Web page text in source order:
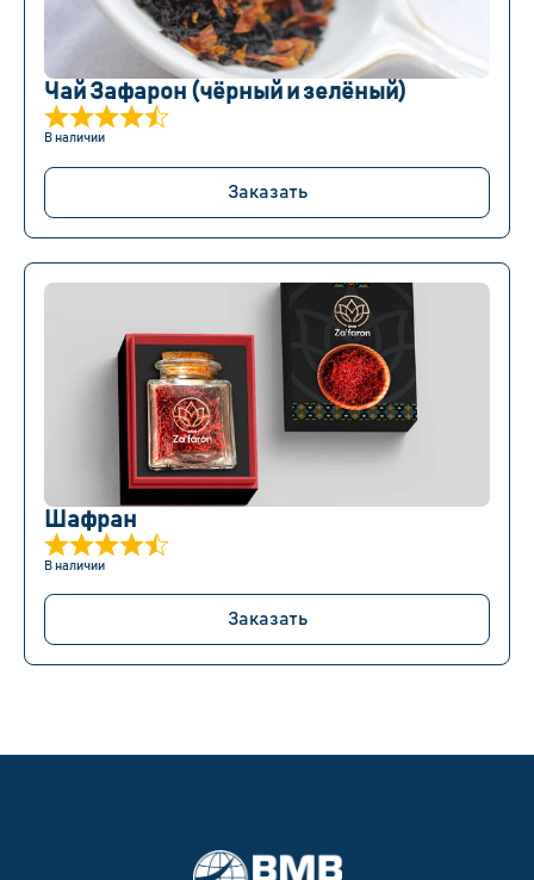
Чай Зафарон (чёрный и зелёный)
В наличии
Заказать
Шафран
В наличии
Заказать